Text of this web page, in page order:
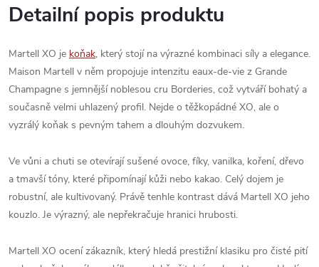
Detailní popis produktu
Martell XO je koňak, který stojí na výrazné kombinaci síly a elegance.
Maison Martell v něm propojuje intenzitu eaux-de-vie z Grande
Champagne s jemnější noblesou cru Borderies, což vytváří bohatý a
současně velmi uhlazený profil. Nejde o těžkopádné XO, ale o
vyzrálý koňak s pevným tahem a dlouhým dozvukem.
Ve vůni a chuti se otevírají sušené ovoce, fíky, vanilka, koření, dřevo
a tmavší tóny, které připomínají kůži nebo kakao. Celý dojem je
robustní, ale kultivovaný. Právě tenhle kontrast dává Martell XO jeho
kouzlo. Je výrazný, ale nepřekračuje hranici hrubosti.
Martell XO ocení zákazník, který hledá prestižní klasiku pro čisté pití